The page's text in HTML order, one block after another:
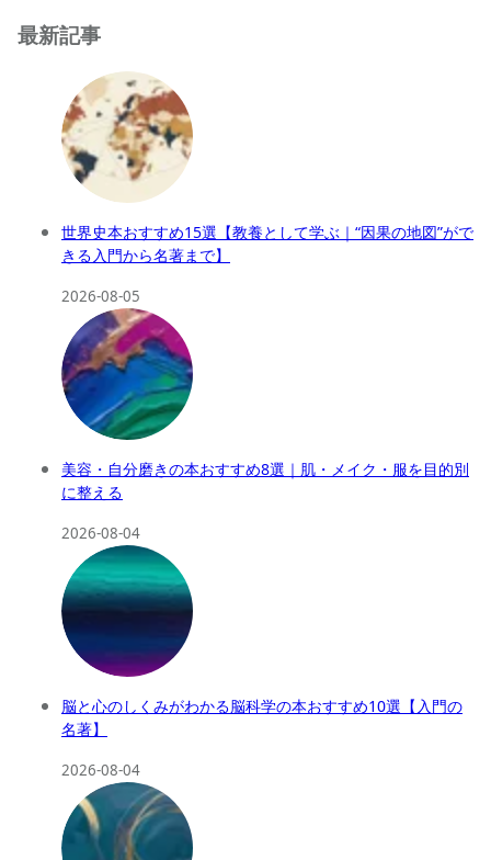
最新記事
世界史本おすすめ15選【教養として学ぶ｜“因果の地図”がで
きる入門から名著まで】
2026-08-05
美容・自分磨きの本おすすめ8選｜肌・メイク・服を目的別
に整える
2026-08-04
脳と心のしくみがわかる脳科学の本おすすめ10選【入門の
名著】
2026-08-04